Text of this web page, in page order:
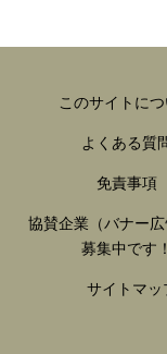
このサイトにつ
よくある質
免責事項
協賛企業（バナー広
募集中です！
サイトマッ